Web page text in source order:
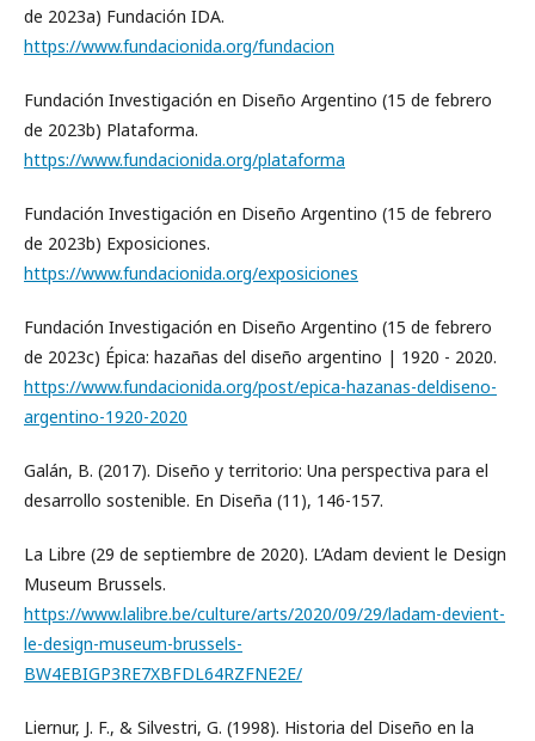
de 2023a) Fundación IDA.
https://www.fundacionida.org/fundacion
Fundación Investigación en Diseño Argentino (15 de febrero
de 2023b) Plataforma.
https://www.fundacionida.org/plataforma
Fundación Investigación en Diseño Argentino (15 de febrero
de 2023b) Exposiciones.
https://www.fundacionida.org/exposiciones
Fundación Investigación en Diseño Argentino (15 de febrero
de 2023c) Épica: hazañas del diseño argentino | 1920 - 2020.
https://www.fundacionida.org/post/epica-hazanas-deldiseno-
argentino-1920-2020
Galán, B. (2017). Diseño y territorio: Una perspectiva para el
desarrollo sostenible. En Diseña (11), 146-157.
La Libre (29 de septiembre de 2020). L’Adam devient le Design
Museum Brussels.
https://www.lalibre.be/culture/arts/2020/09/29/ladam-devient-
le-design-museum-brussels-
BW4EBIGP3RE7XBFDL64RZFNE2E/
Liernur, J. F., & Silvestri, G. (1998). Historia del Diseño en la